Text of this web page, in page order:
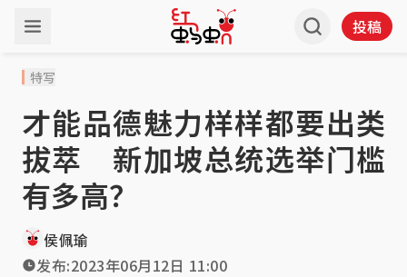
投稿
特写
才能品德魅力样样都要出类
拔萃 新加坡总统选举门槛
有多高？
侯佩瑜
发布:2023年06月12日 11:00